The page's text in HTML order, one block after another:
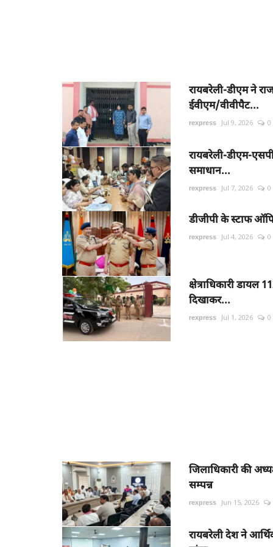
रायबरेली-डीएम ने
ईवीएम/वीवीपैट...
rexpress Jul 9, 2026 0
रायबरेली-डीएम-
समाधान...
rexpress Jul 7, 2026 0
डीजीपी के स्टाफ
rexpress Jul 4, 2026 0
क्षेत्राधिकारी डायल
दिखाकर...
rexpress Jul 1, 2026 0
जिलाधिकारी की
सम्पन्न
rexpress Jun 15, 2026
रायबरेली देश ने